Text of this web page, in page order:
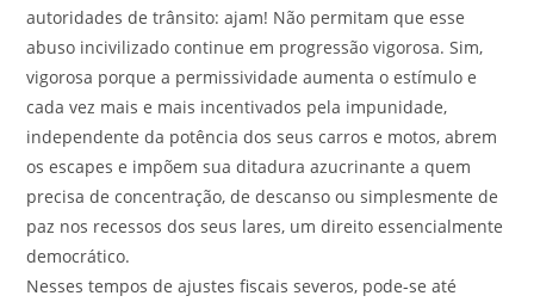
autoridades de trânsito: ajam! Não permitam que esse
abuso incivilizado continue em progressão vigorosa. Sim,
vigorosa porque a permissividade aumenta o estímulo e
cada vez mais e mais incentivados pela impunidade,
independente da potência dos seus carros e motos, abrem
os escapes e impõem sua ditadura azucrinante a quem
precisa de concentração, de descanso ou simplesmente de
paz nos recessos dos seus lares, um direito essencialmente
democrático.
Nesses tempos de ajustes fiscais severos, pode-se até